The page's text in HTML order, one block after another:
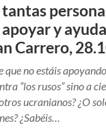
y
Carrero,
que no estáis
“los rusos” sino a
ucranianos? ¿O
¿Sabéis…